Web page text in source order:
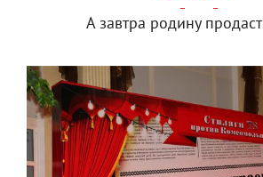
А завтра родину